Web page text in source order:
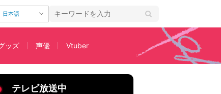
日本語
ッズ 声優 Vtuber
』#5が2月5日に生放送決定！
テレビ放送中